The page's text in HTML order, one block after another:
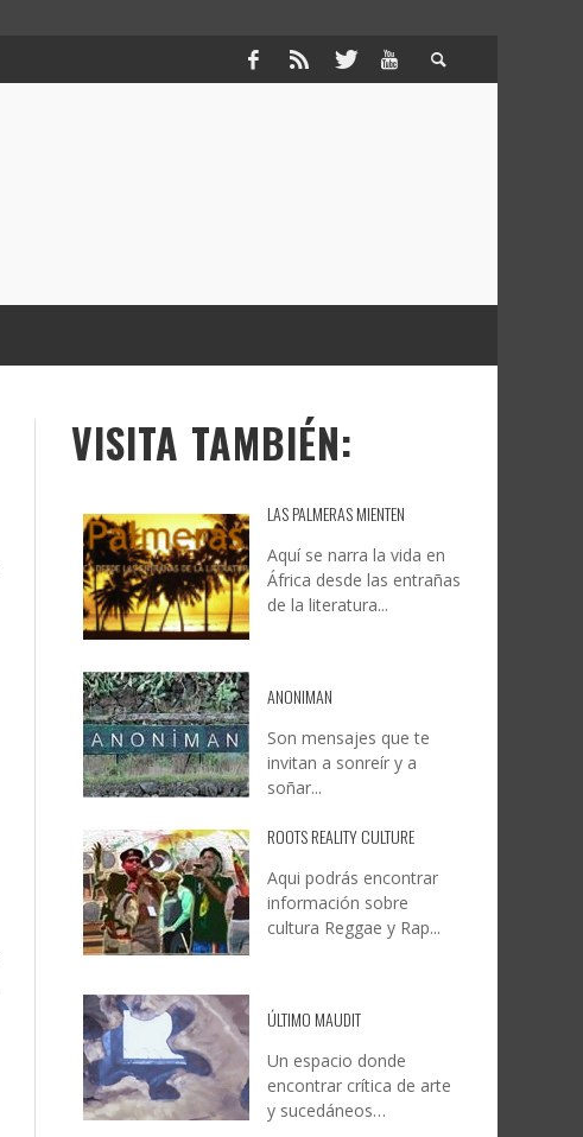
DOCANARIAS CONVOCA A
INSTITUCIONES A REFLEXIONAR
SOBRE LA INTERNACIONALIZACIÓN
CREATIVA CANARIA, 6 AGOSTO, 2026
JESÚS RODRÍGUEZ FALCÓN:
NATURALEZA, CAMINO Y
FOTOGRAFÍA
VISITA TAMBIÉN:
LAS PALMERAS MIENTEN
Aquí se narra la vida en
África desde las entrañas
de la literatura...
ANONIMAN
Son mensajes que te
invitan a sonreír y a
soñar...
ROOTS REALITY CULTURE
Aqui podrás encontrar
información sobre
cultura Reggae y Rap...
ÚLTIMO MAUDIT
Un espacio donde
encontrar crítica de arte
y sucedáneos…